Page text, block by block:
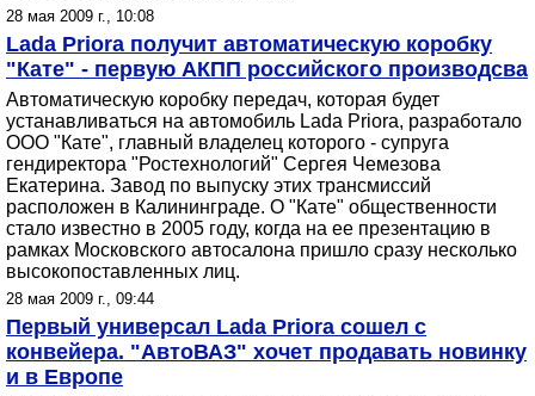
28 мая 2009 г., 10:08
Lada Priora получит автоматическую коробку
"Кате" - первую АКПП российского производсва
Автоматическую коробку передач, которая будет
устанавливаться на автомобиль Lada Priora, разработало
ООО "Кате", главный владелец которого - супруга
гендиректора "Ростехнологий" Сергея Чемезова
Екатерина. Завод по выпуску этих трансмиссий
расположен в Калининграде. О "Кате" общественности
стало известно в 2005 году, когда на ее презентацию в
рамках Московского автосалона пришло сразу несколько
высокопоставленных лиц.
28 мая 2009 г., 09:44
Первый универсал Lada Priora сошел с
конвейера. "АвтоВАЗ" хочет продавать новинку
и в Европе